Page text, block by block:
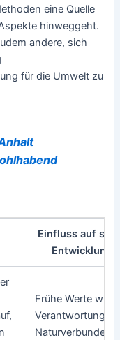
eine Quelle
hinweggeht.
andere, sich
für die Umwelt zu
Einfluss auf
Entwicklung
Frühe Werte wie
Verantwortung